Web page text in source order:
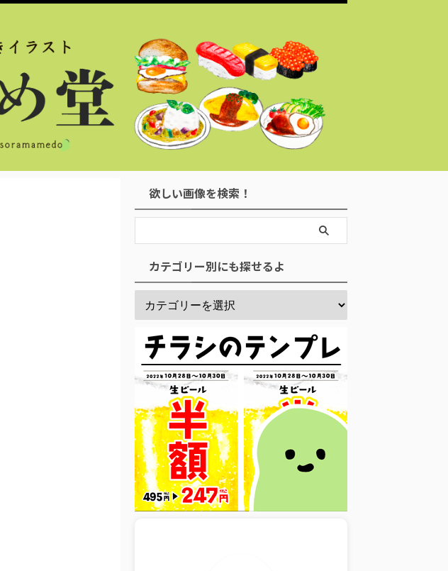
欲しい画像を検索！
カテゴリー別にも探せるよ